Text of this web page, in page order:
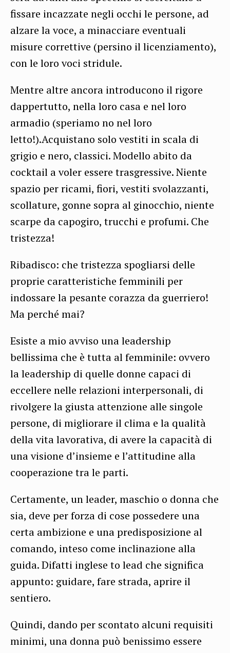
fissare incazzate negli occhi le persone, ad
alzare la voce, a minacciare eventuali
misure correttive (persino il licenziamento),
con le loro voci stridule.
Mentre altre ancora introducono il rigore
dappertutto, nella loro casa e nel loro
armadio (speriamo no nel loro
letto!).Acquistano solo vestiti in scala di
grigio e nero, classici. Modello abito da
cocktail a voler essere trasgressive. Niente
spazio per ricami, fiori, vestiti svolazzanti,
scollature, gonne sopra al ginocchio, niente
scarpe da capogiro, trucchi e profumi. Che
tristezza!
Ribadisco: che tristezza spogliarsi delle
proprie caratteristiche femminili per
indossare la pesante corazza da guerriero!
Ma perché mai?
Esiste a mio avviso una leadership
bellissima che è tutta al femminile: ovvero
la leadership di quelle donne capaci di
eccellere nelle relazioni interpersonali, di
rivolgere la giusta attenzione alle singole
persone, di migliorare il clima e la qualità
della vita lavorativa, di avere la capacità di
una visione d’insieme e l’attitudine alla
cooperazione tra le parti.
Certamente, un leader, maschio o donna che
sia, deve per forza di cose possedere una
certa ambizione e una predisposizione al
comando, inteso come inclinazione alla
guida. Difatti inglese to lead che significa
appunto: guidare, fare strada, aprire il
sentiero.
Quindi, dando per scontato alcuni requisiti
minimi, una donna può benissimo essere